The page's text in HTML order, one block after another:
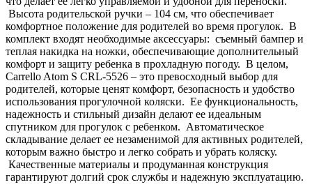
Высота родительской ручки – 104 см, что обеспечивает
комфортное положение для родителей во время прогулок. В
комплект входят необходимые аксессуары: съемный бампер и
теплая накидка на ножки, обеспечивающие дополнительный
комфорт и защиту ребенка в прохладную погоду. В целом,
Carrello Atom S CRL-5526 – это превосходный выбор для
родителей, которые ценят комфорт, безопасность и удобство
использования прогулочной коляски. Ее функциональность,
надежность и стильный дизайн делают ее идеальным
спутником для прогулок с ребенком. Автоматическое
складывание делает ее незаменимой для активных родителей,
которым важно быстро и легко собрать и убрать коляску.
Качественные материалы и продуманная конструкция
гарантируют долгий срок службы и надежную эксплуатацию.